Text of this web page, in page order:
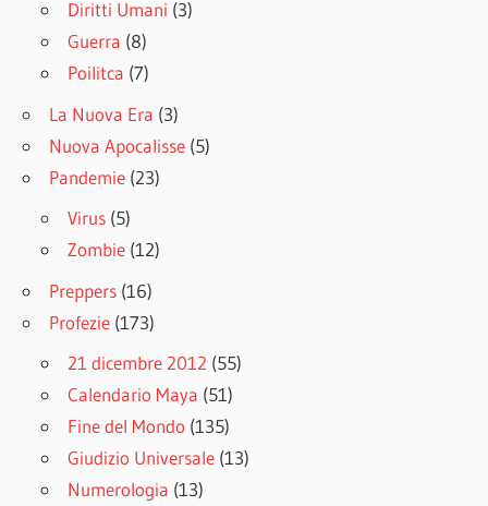
Diritti Umani (3)
Guerra (8)
Poilitca (7)
La Nuova Era (3)
Nuova Apocalisse (5)
Pandemie (23)
Virus (5)
Zombie (12)
Preppers (16)
Profezie (173)
21 dicembre 2012 (55)
Calendario Maya (51)
Fine del Mondo (135)
Giudizio Universale (13)
Numerologia (13)